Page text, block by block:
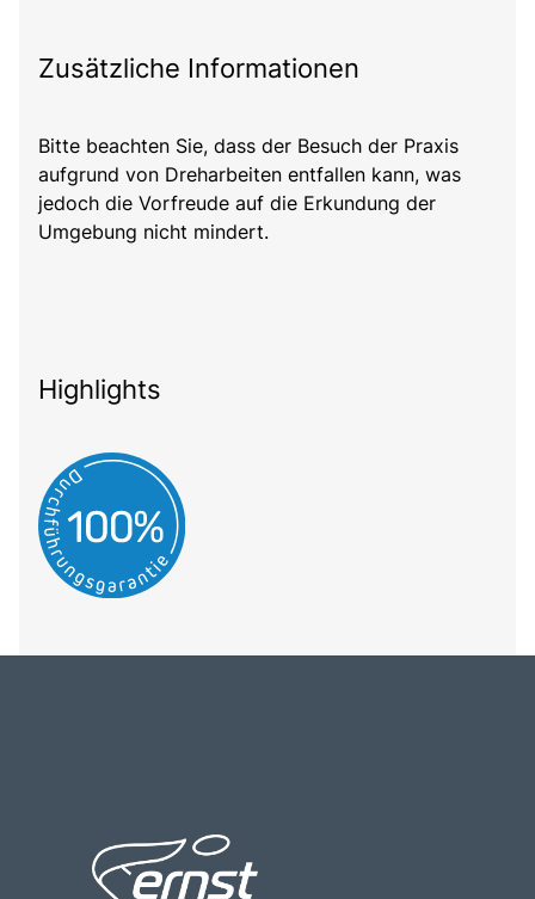
Zusätzliche Informationen
Bitte beachten Sie, dass der Besuch der Praxis
aufgrund von Dreharbeiten entfallen kann, was
jedoch die Vorfreude auf die Erkundung der
Umgebung nicht mindert.
Highlights